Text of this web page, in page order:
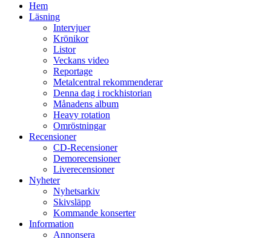
Hem
Läsning
Intervjuer
Krönikor
Listor
Veckans video
Reportage
Metalcentral rekommenderar
Denna dag i rockhistorian
Månadens album
Heavy rotation
Omröstningar
Recensioner
CD-Recensioner
Demorecensioner
Liverecensioner
Nyheter
Nyhetsarkiv
Skivsläpp
Kommande konserter
Information
Annonsera